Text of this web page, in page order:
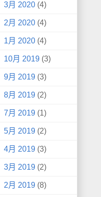
3月 2020 (4)
2月 2020 (4)
1月 2020 (4)
10月 2019 (3)
9月 2019 (3)
8月 2019 (2)
7月 2019 (1)
5月 2019 (2)
4月 2019 (3)
3月 2019 (2)
2月 2019 (8)